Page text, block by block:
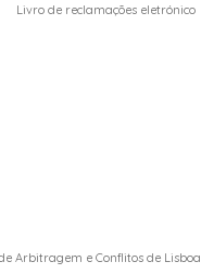
Livro de reclamações eletrónico
Arbitragem e Conflitos de Lisboa